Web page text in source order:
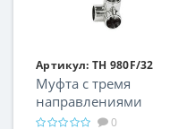
Артикул: TH 980F/32
Муфта с тремя
направлениями
ортогональная
0